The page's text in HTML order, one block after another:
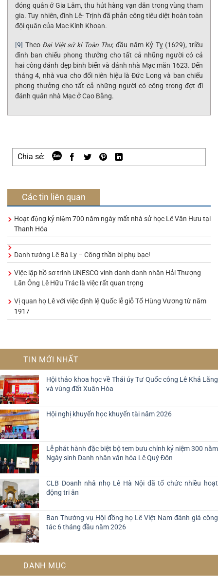
đóng quân ở Gia Lâm, thu hút hàng vạn dân trong vùng tham
gia. Tuy nhiên, đình Lê- Trịnh đã phản công tiêu diệt hoàn toàn
đội quân của Mạc Kính Khoan.
[9] Theo Đại Việt sử kí Toàn Thư, đầu năm Kỷ Tỵ (1629), triều
đình ban chiếu phong thưởng cho tất cả nhũng người có cả
hai công đánh dẹp binh biến và đánh nhà Mạc măn 1623. Đến
tháng 4, nhà vua cho đổi niên hiệu là Đức Long và ban chiếu
phong thưởng cho tất cả những người có công trong đợt đi
đánh quân nhà Mạc ở Cao Bằng.
Chia sẻ:
Các tin liên quan
Hoạt động kỷ niệm 700 năm ngày mất nhà sử học Lê Văn Hưu tại
Thanh Hóa
Danh tướng Lê Bá Ly – Công thần bị phụ bạc!
Việc lập hồ sơ trình UNESCO vinh danh danh nhân Hải Thượng
Lãn Ông Lê Hữu Trác là việc rất quan trọng
Vị quan họ Lê với việc định lệ Quốc lễ giỗ Tổ Hùng Vương từ năm
1917
TIN MỚI NHẤT
Hội thảo khoa học về Thái úy Tư Quốc công Lê Khả Lãng
và vùng đất Xuân Hòa
Hội nghị khuyến học khuyến tài năm 2026
Lễ phát hành đặc biệt bộ tem bưu chính kỷ niệm 300 năm
Ngày sinh Danh nhân văn hóa Lê Quý Đôn
CLB Doanh nhâ nhọ Lê Hà Nội đã tổ chức nhiều hoạt
động tri ân
Ban Thường vụ Hội đồng họ Lê Việt Nam đánh giá công
tác 6 tháng đầu năm 2026
DANH MỤC